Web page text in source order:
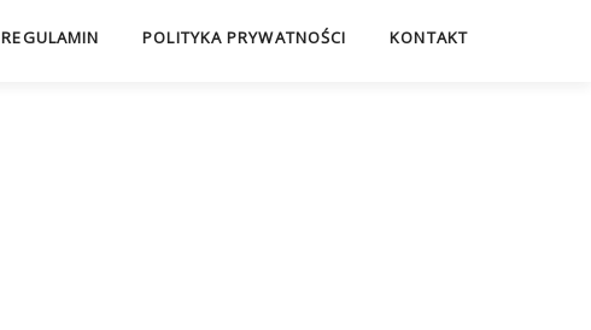
REGULAMIN POLITYKA PRYWATNOŚCI KONTAKT